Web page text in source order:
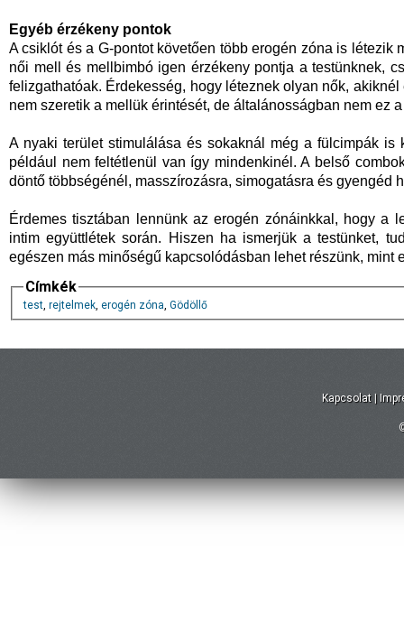
Egyéb érzékeny pontok
A csiklót és a G-pontot követően több erogén zóna is létezik
női mell és mellbimbó igen érzékeny pontja a testünknek,
felizgathatóak. Érdekesség, hogy léteznek olyan nők,
nem szeretik a mellük érintését, de általánosságban nem ez
A nyaki terület stimulálása és sokaknál még a fülcimpák
például nem feltétlenül van így mindenkinél. A belső
döntő többségénél, masszírozásra, simogatásra és gyengéd
Érdemes tisztában lennünk az erogén zónáinkkal, hogy a
intim együttlétek során. Hiszen ha ismerjük a testünket,
egészen más minőségű kapcsolódásban lehet részünk, mint
Címkék
test, rejtelmek, erogén zóna, Gödöllő
Kapcsolat |